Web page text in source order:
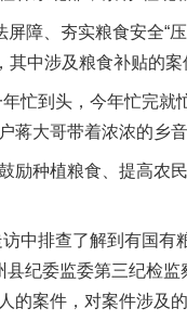
障、夯实粮食安全“
其中涉及粮食补贴的
到头，今年忙完就
蒋大哥带着浓浓的乡音
种植粮食、提高农民
排查了解到有国有粮
县纪委监委第三纪检
的案件，对案件涉及